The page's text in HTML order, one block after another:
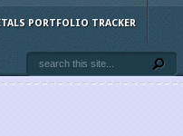
PORTFOLIO TRACKER